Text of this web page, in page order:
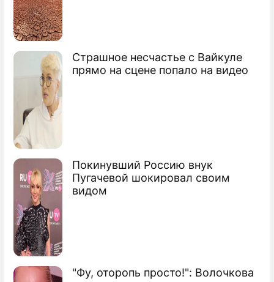
Страшное несчастье с Вайкуле
прямо на сцене попало на видео
Покинувший Россию внук
Пугачевой шокировал своим
видом
"Фу, оторопь просто!": Волочкова
Глава ОВД устроил бойню в магазине
Следователь покончил с собой на
работе